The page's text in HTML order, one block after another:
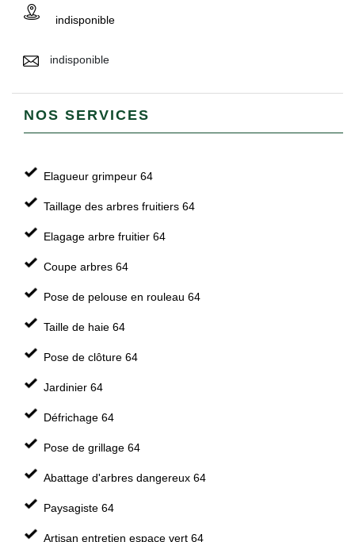
indisponible
indisponible
NOS SERVICES
Elagueur grimpeur 64
Taillage des arbres fruitiers 64
Elagage arbre fruitier 64
Coupe arbres 64
Pose de pelouse en rouleau 64
Taille de haie 64
Pose de clôture 64
Jardinier 64
Défrichage 64
Pose de grillage 64
Abattage d'arbres dangereux 64
Paysagiste 64
Artisan entretien espace vert 64